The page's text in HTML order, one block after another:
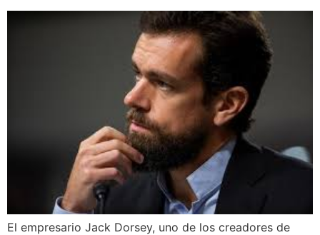
El empresario Jack Dorsey, uno de los creadores de